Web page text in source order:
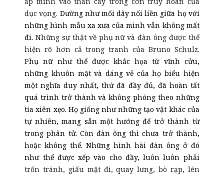
dục vọng. Dường như mối dây nối liền giữa họ với
những hình mẫu xa xưa của mình vẫn không mất
đi.Những sự thật về phụ nữ và đàn ông được thể
hiện rõ hơn cả trong tranh của Bruno Schulz.
Phụ nữ như thể được khắc họa từ vĩnh cửu,
những khuôn mặt và dáng vẻ của họ biểu hiện
một nghĩa duy nhất, thứ đã đầy đủ, đã hoàn tất
quá trình trở thành và không phóng theo những
tia xiên xẹo. Họ giống như những tạo vật khác của
tự nhiên, mang sẵn một hướng để trở thành từ
trong phân tử. Còn đàn ông thì chưa trở thành,
hoặc không thể. Những hình hài đàn ông ở đó
như thể được xếp vào cho đầy, luôn luôn phải
trốn tránh, giấu mặt đi, quay lưng, bò rạp, lén